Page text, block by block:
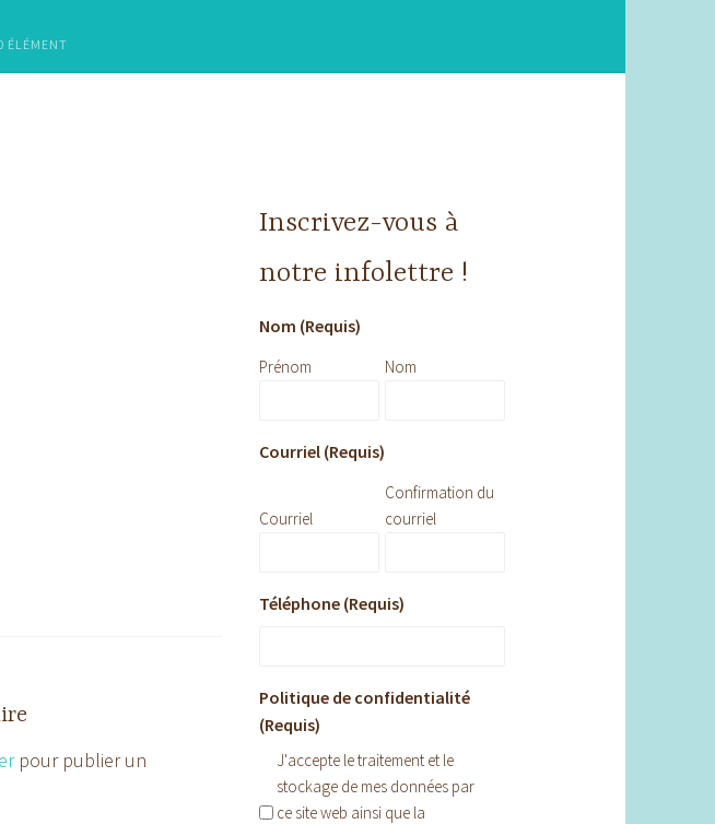
ÉLÉMENT
pour publier un
Inscrivez-vous à
notre infolettre !
Nom (Requis)
Prénom Nom
Courriel (Requis)
Courriel
Confirmation du
courriel
Téléphone (Requis)
Politique de confidentialité
(Requis)
J'accepte le traitement et le
stockage de mes données par
ce site web ainsi que la